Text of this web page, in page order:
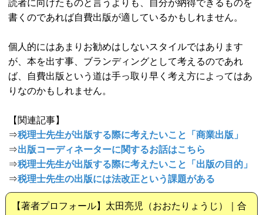
読者に向けたものと言うよりも、自分が納得できるものを
書くのであれば自費出版が適しているかもしれません。
個人的にはあまりお勧めはしないスタイルではあります
が、本を出す事、ブランディングとして考えるのであれ
ば、自費出版という道は手っ取り早く考え方によってはあ
りなのかもしれません。
【関連記事】
⇒税理士先生が出版する際に考えたいこと「商業出版」
⇒出版コーディネーターに関するお話はこちら
⇒税理士先生が出版する際に考えたいこと「出版の目的」
⇒税理士先生の出版には法改正という課題がある
【著者プロフォール】太田亮児（おおたりょうじ）｜合